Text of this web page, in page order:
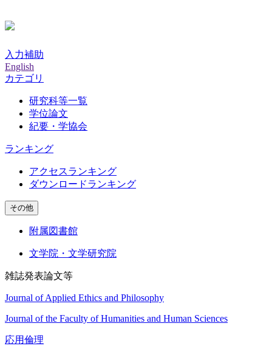
入力補助
English
カテゴリ
研究科等一覧
学位論文
紀要・学協会
ランキング
アクセスランキング
ダウンロードランキング
その他
附属図書館
文学院・文学研究院
雑誌発表論文等
Journal of Applied Ethics and Philosophy
Journal of the Faculty of Humanities and Human Sciences
応用倫理